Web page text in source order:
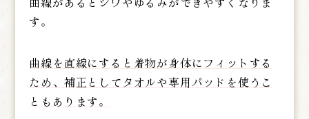
曲線があるとシワやゆるみができやすくなりま
す。
曲線を直線にすると着物が身体にフィットする
ため、補正としてタオルや専用パッドを使うこ
ともあります。